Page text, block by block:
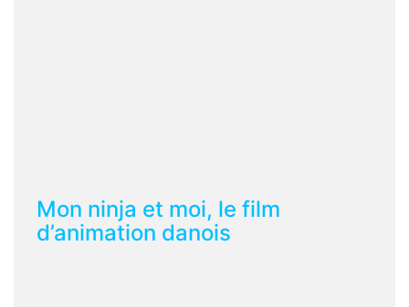
Mon ninja et moi, le film
d’animation danois